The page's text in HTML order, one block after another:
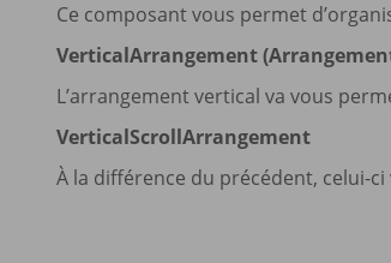
Ce composant vous permet
VerticalArrangement
L’arrangement vertical va vous
VerticalScrollArrangement
À la différence du précédent, celui-